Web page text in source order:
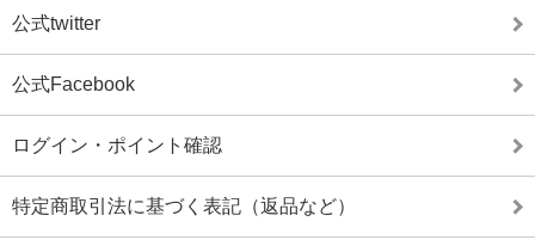
公式twitter
公式Facebook
ログイン・ポイント確認
特定商取引法に基づく表記（返品など）